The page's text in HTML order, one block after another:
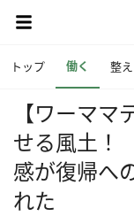
トップ 働く 整
【ワーマ
せる風土！
感が復帰へ
れた